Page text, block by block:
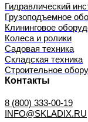
Гидравлический
Грузоподъемное
Клининговое
Колеса и ролики
Садовая техника
Складская техника
Строительное
Контакты
8 (800) 333-00-19
INFO@SKLADIX.RU